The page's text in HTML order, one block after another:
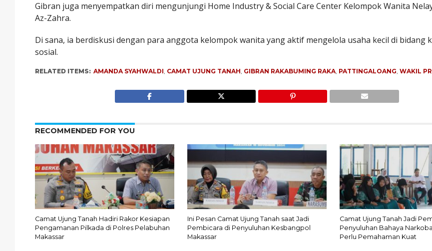
Gibran juga menyempatkan diri mengunjungi Home Industry & Social Care Center Kelompok Wanita
Az-Zahra.
Di sana, ia berdiskusi dengan para anggota kelompok wanita yang aktif mengelola usaha kecil di bidang
sosial.
RELATED ITEMS: AMANDA SYAHWALDI, CAMAT UJUNG TANAH, GIBRAN RAKABUMING RAKA, PATTINGALOANG,WAKIL
RECOMMENDED FOR YOU
Camat Ujung Tanah Hadiri Rakor Kesiapan
Pengamanan Pilkada di Polres Pelabuhan
Makassar
Ini Pesan Camat Ujung Tanah saat Jadi
Pembicara di Penyuluhan Kesbangpol
Makassar
Camat Ujung Tanah Jadi
Penyuluhan Bahaya
Perlu Pemahaman Kuat